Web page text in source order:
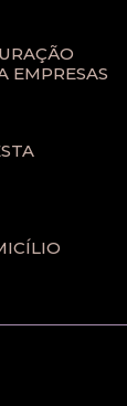
EMPRESAS